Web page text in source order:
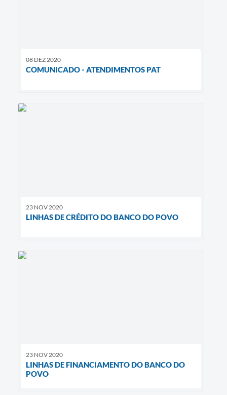
08 DEZ 2020
COMUNICADO - ATENDIMENTOS PAT
23 NOV 2020
LINHAS DE CRÉDITO DO BANCO DO POVO
23 NOV 2020
LINHAS DE FINANCIAMENTO DO BANCO DO
POVO